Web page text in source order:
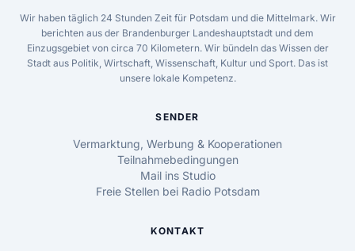
Wir haben täglich 24 Stunden Zeit für Potsdam und die Mittelmark. Wir
berichten aus der Brandenburger Landeshauptstadt und dem
Einzugsgebiet von circa 70 Kilometern. Wir bündeln das Wissen der
Stadt aus Politik, Wirtschaft, Wissenschaft, Kultur und Sport. Das ist
unsere lokale Kompetenz.
SENDER
Vermarktung, Werbung & Kooperationen
Teilnahmebedingungen
Mail ins Studio
Freie Stellen bei Radio Potsdam
KONTAKT